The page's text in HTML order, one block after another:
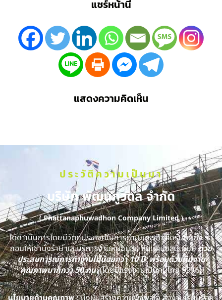
แชร์หน้านี้
แสดงความคิดเห็น
ประวัติความเป็นมา
บริษัท พัฒนภูวดล จำกัด
( Phattanaphuwadhon Company Limited )
ได้ดำเนินการโดยมีวัตถุประสงค์ในการดำเนินธุรกิจคือรับติดตั้ง รื้อ
ถอนให้เช่านั่งร้าน และบริการงานหุ้มฉนวน หุ้มแผ่นอลูมิเนียมด้วย
ประสบการณ์การทำงานไม่น้อยกว่า 10 ปี พร้อมด้วยทีมงาน
คุณภาพมากกว่า 50 คน(โดยมีแรงงานเป็นคนไทย 99 %)